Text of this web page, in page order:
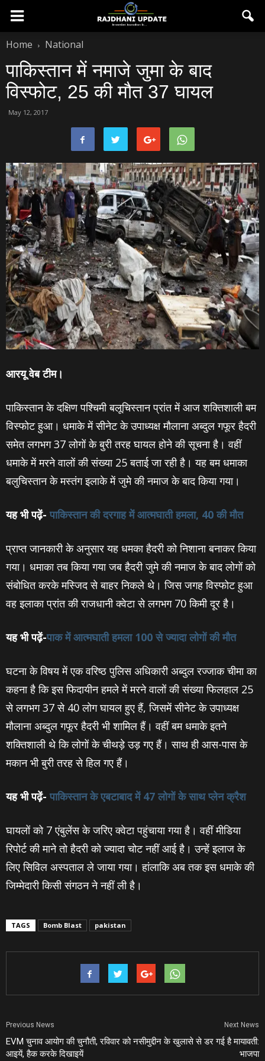
Home National
पाकिस्‍तान में नमाजे जुमा के बाद
विस्‍फोट, 25 की मौत 37 घायल
May 12, 2017
आरयू वेब टीम।
पाकिस्तान के दक्षिण पश्चिमी बलूचिस्तान प्रांत में आज शक्तिशाली बम
विस्फोट हुआ। धमाके में सीनेट के उपाध्यक्ष मौलाना अब्दुल गफूर हैदरी
समेत लगभग 37 लोगों के बुरी तरह घायल होने की सूचना है। वहीं
धमाके में मरने वालों की संख्‍या 25 बताई जा रही है। यह बम धमाका
बलुचिस्‍तान के मस्‍तंग इलाके में जुमे की नमाज के बाद किया गया।
यह भी पढ़ें- पाकिस्‍तान की दरगाह में आत्‍मघाती हमला, 40 की मौत
प्राप्‍त जानकारी के अनुसार यह धमका हैदरी को निशाना बनाकर किया
गया। धमाका तब किया गया जब हैदरी जुमे की नमाज के बाद लोगों को
संबोधित करके मस्जिद से बाहर निकले थे। जिस जगह विस्फोट हुआ
वह इलाका प्रांत की राजधानी क्वेटा से लगभग 70 किमी दूर है।
यह भी पढ़ें-पाक में आत्‍मघाती हमला 100 से ज्‍यादा लोगों की मौत
घटना के विषय में एक वरिष्ठ पुलिस अधिकारी अब्दुल रज्जाक चीमा का
कहना है कि इस फिदायीन हमले में मरने वालों की संख्‍या फिलहाल 25
से लगभग 37 से 40 लोग घायल हुए हैं, जिसमें सीनेट के उपाध्यक्ष
मौलाना अब्दुल गफूर हैदरी भी शामिल हैं। वहीं बम धमाके इतने
शक्तिशाली थे कि लोगों के चीथड़े उड़ गए हैं। साथ ही आस-पास के
मकान भी बुरी तरह से हिल गए हैं।
यह भी पढ़ें- पाकिस्‍तान के एबटाबाद में 47 लोगों के साथ प्‍लेन क्रैश
घायलों को 7 एंबुलेंस के जरिए क्‍वेटा पहुंचाया गया है। वहीं मीडिया
रिपोर्ट की माने तो हैदरी को ज्‍यादा चोट नहीं आई है। उन्‍हें इलाज के
लिए सिविल अस्पताल ले जाया गया। हांलाकि अब तक इस धमाके की
जिम्‍मेदारी किसी संगठन ने नहीं ली है।
TAGS Bomb Blast pakistan
Previous News
EVM चुनाव आयोग की चुनौती, रविवार को
आइयें, हैक करके दिखाइयें
Next News
नसीमुद्दीन के खुलासे से डर गई है मायावती:
भाजपा